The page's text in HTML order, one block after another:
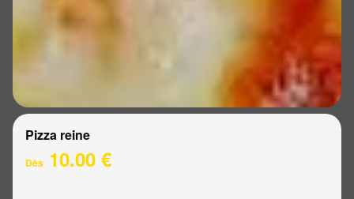
Pizza reine
Dès 10.00 €